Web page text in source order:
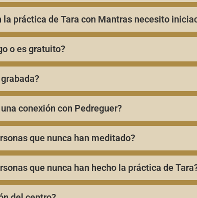
la práctica de Tara con Mantras necesito
o es gratuito?
conexión con Pedreguer?
que nunca han meditado?
que nunca han hecho la práctica de